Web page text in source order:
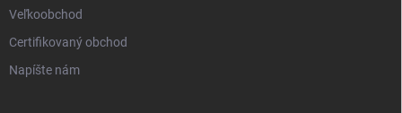
Veľkoobchod
Certifikovaný obchod
Napíšte nám